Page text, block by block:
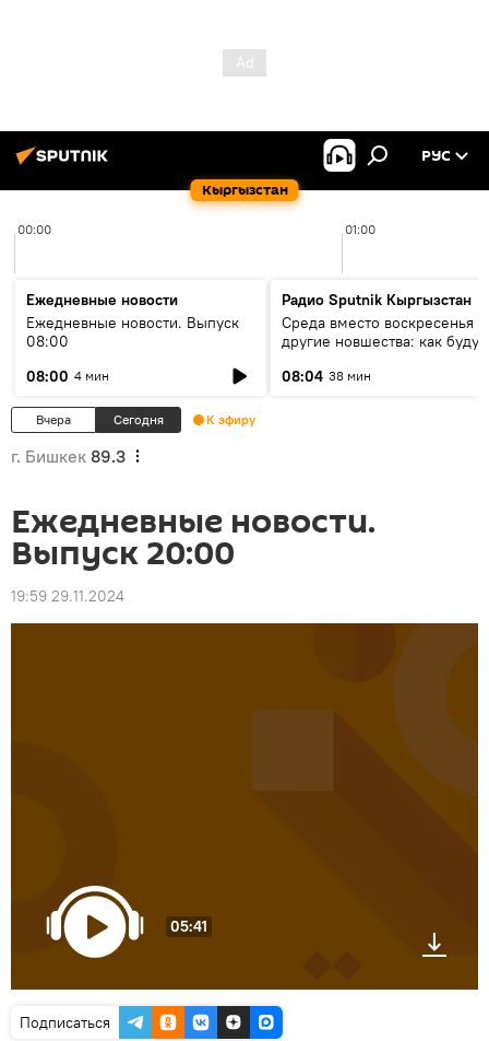
Кыргызстан
РУС
00:00 01:00
Ежедневные новости
Ежедневные новости. Выпуск
08:00
08:00 4 мин
Радио Sputnik Кыргызстан
Среда вместо воскресенья и
другие новшества: как будут
08:04 38 мин
Вчера Сегодня К эфиру
г. Бишкек 89.3
Ежедневные новости.
Выпуск 20:00
19:59 29.11.2024
05:41
Подписаться